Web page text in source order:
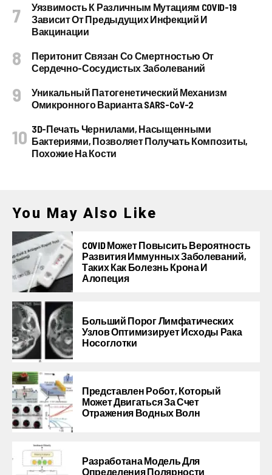
Уязвимость К Различным Мутациям COVID-19
Зависит От Предыдущих Инфекций И
Вакцинации
Перитонит Связан Со Смертностью От
Сердечно-Сосудистых Заболеваний
Уникальный Патогенетический Механизм
Омикронного Варианта SARS-CoV-2
3D-Печать Чернилами, Насыщенными
Бактериями, Позволяет Получать Композиты,
Похожие На Кости
You May Also Like
COVID Может Повысить Вероятность
Развития Иммунных Заболеваний,
Таких Как Болезнь Крона И
Алопеция
Больший Порог Лимфатических
Узлов Оптимизирует Исходы Рака
Носоглотки
Представлен Робот, Который
Может Двигаться За Счет
Отражения Водных Волн
Разработана Модель Для
Определения Полярности